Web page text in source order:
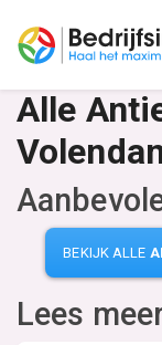
Alle
BEKIJK ALLE
Lees